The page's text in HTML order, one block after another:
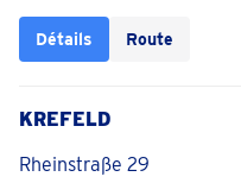
Détails Route
KREFELD
Rheinstraße 29